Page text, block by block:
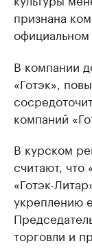
признана
В компании
«Готэк»,
компаний
В курском
считают,
«Готэк-
укреплению
торговли и